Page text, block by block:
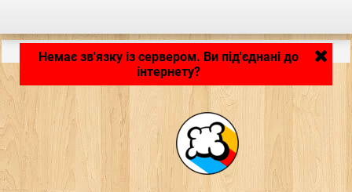
Застосунок завантажується... ...